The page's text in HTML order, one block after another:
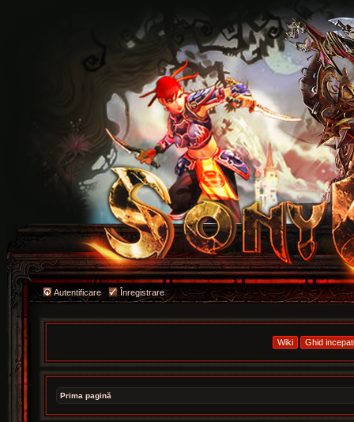
Autentificare Înregistrare
Prima pagină